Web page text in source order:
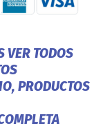
VER TODOS
PRODUCTOS